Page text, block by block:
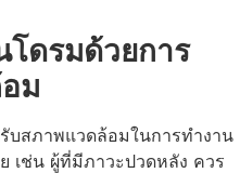
ดรมด้วยการ
ม
บสภาพแวดล้อมในการทำงาน
เช่น ผู้ที่มีภาวะปวดหลัง ควร